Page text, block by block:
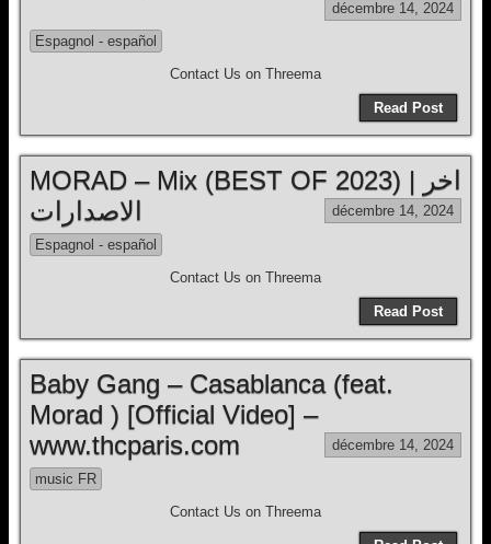
décembre 14, 2024
Espagnol - español
Contact Us on Threema
Read Post
MORAD – Mix (BEST OF 2023) | اخر
الاصدارات
décembre 14, 2024
Espagnol - español
Contact Us on Threema
Read Post
Baby Gang – Casablanca (feat.
Morad ) [Official Video] –
www.thcparis.com
décembre 14, 2024
music FR
Contact Us on Threema